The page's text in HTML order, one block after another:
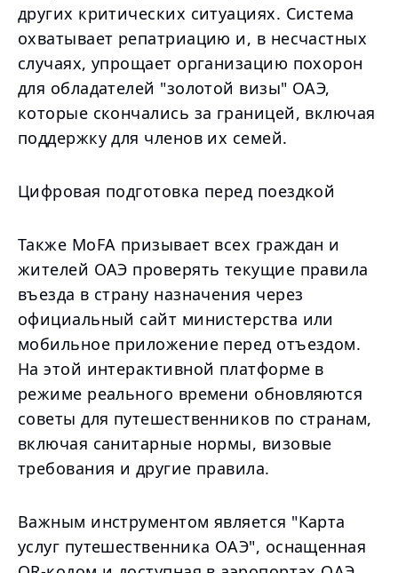
других критических ситуациях. Система
охватывает репатриацию и, в несчастных
случаях, упрощает организацию похорон
для обладателей "золотой визы" ОАЭ,
которые скончались за границей, включая
поддержку для членов их семей.
Цифровая подготовка перед поездкой
Также MoFA призывает всех граждан и
жителей ОАЭ проверять текущие правила
въезда в страну назначения через
официальный сайт министерства или
мобильное приложение перед отъездом.
На этой интерактивной платформе в
режиме реального времени обновляются
советы для путешественников по странам,
включая санитарные нормы, визовые
требования и другие правила.
Важным инструментом является "Карта
услуг путешественника ОАЭ", оснащенная